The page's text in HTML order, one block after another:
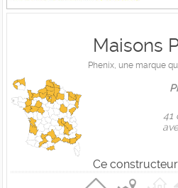
Maisons
Phenix, une marque
41
Ce